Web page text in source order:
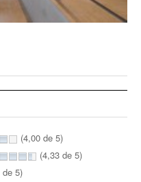
(4,00 de 5)
(4,33 de 5)
de 5)